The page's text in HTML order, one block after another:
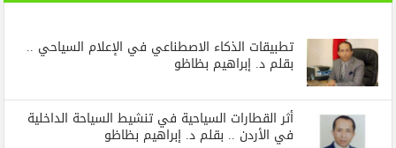
تطبيقات الذكاء الاصطناعي في الإعلام السياحي ..
بقلم د. إبراهيم بظاظو
أثر القطارات السياحية في تنشيط السياحة الداخلية
في الأردن .. بقلم د. إبراهيم بظاظو